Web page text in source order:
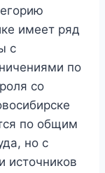
имеет ряд
с
по
со
по общим
но с
источников